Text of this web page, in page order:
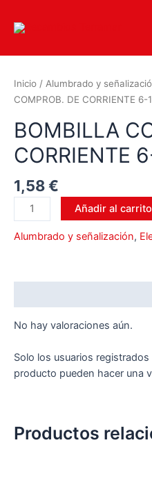
Inicio / Alumbrado y
COMPROB. DE CORRIENTE 6-
BOMBILLA
CORRIENTE
1,58€
Añadir al carrito
Alumbrado y señalización,
No hay valoraciones aún.
Solo los usuarios
producto pueden hacer una
Productos